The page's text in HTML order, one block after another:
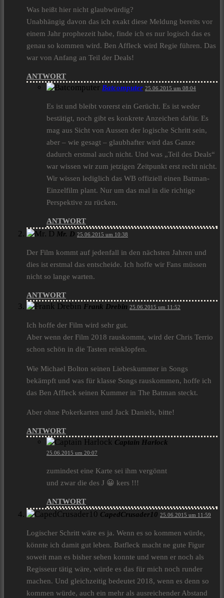
Was heißt hier nicht glaubwürdig?
Unabhängig davon das ich exakt diese Meldung bereits vor
einem Jahr prophezeit habe, finde ich es nur logisch das es
genau so kommen wird. Ben Affleck wird Regie führen. Das
war von Anfang an Teil der Deals!
ANTWORT
Batcomputer 25.06.2015 um 08:04
Es ist und bleibt vorerst ein Gerücht. Es ist weder
bestätigt, noch gibt es konkrete Anzeichen dafür. Es
mag aus Sicht von Aussen der logische Schritt sein,
aber – wie gesagt – glaubhafter wird das Ganze
dadurch erstmal auch nicht. Und was „Teil des Deals“
war wissen wir zum jetzigen Zeitpunkt erst recht nicht.
Wir wissen lediglich das WB offiziell einen Batman-
Einzelfilm plant. Nur um das mal in die richtige
Perspektive zu rücken.
ANTWORT
Mr. D 25.06.2015 um 10:38
Der Film kommt auf jedenfall in den nächsten Jahren und
dies ist erstmal das entscheide. Ich hoffe wir Fans müssen
nicht so lange warten.
ANTWORT
Frank Drebin 25.06.2015 um 11:52
Ich hoffe der Film wird sehr gut.
Aber wenn der Film 2018 rauskommt, wird der Chris Terrio
schon schön in die Tasten reinklopfen.
Wie Michael Bolton seinen Liebeskummer in Songs
bekämpft und was für klasse Songs rauskommen, hoffe ich
das Ben Affleck seinen Kummer in The Batman steckt.
Aber ohne Pokerkarten und Jack Daniels, bitte!
ANTWORT
Captain Harlock
25.06.2015 um 20:07
zumindest eine Karte sei ihm vergönnt
und zwar die des J 😀 kers !!!
ANTWORT
CapedCrusader10 25.06.2015 um 11:59
Logischer Schritt wäre es ja. Wenn es so kommen würde,
könnte ich damit gut leben. Batfleck macht ne gute Figur
soweit man es bisher sehen konnte und wenn er noch als
Regisseur tätig wäre, würde es das für mich noch runder
machen. Und gleichzeitig bedeutet 2018, wenn es denn so
kommen würde, auch ein mehr als ausreichender Abstand